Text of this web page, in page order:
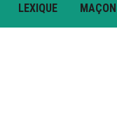
LEXIQUE